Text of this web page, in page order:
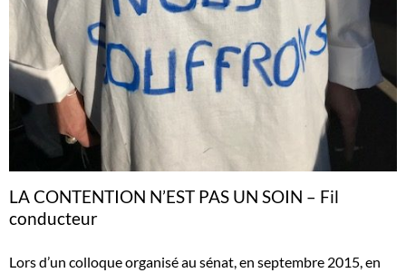
LA CONTENTION N’EST PAS UN SOIN – Fil
conducteur
Lorsd’un colloque organisé au sénat, en septembre 2015, en